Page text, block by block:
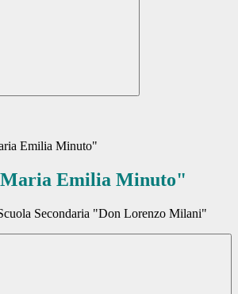
Emilia Minuto"
Emilia Minuto"
Secondaria "Don Lorenzo Milani"